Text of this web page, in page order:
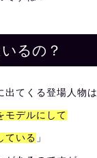
るの？
出てくる登場人物は
モデルにして
ている 」